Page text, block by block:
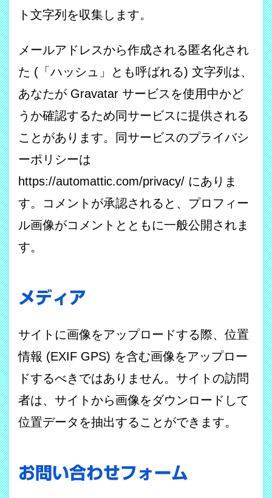
ト文字列を収集します。
メールアドレスから作成される匿名化され
た (「ハッシュ」とも呼ばれる) 文字列は、
あなたが Gravatar サービスを使用中かど
うか確認するため同サービスに提供される
ことがあります。同サービスのプライバシ
ーポリシーは
https://automattic.com/privacy/ にありま
す。コメントが承認されると、プロフィー
ル画像がコメントとともに一般公開されま
す。
メディア
サイトに画像をアップロードする際、位置
情報 (EXIF GPS) を含む画像をアップロー
ドするべきではありません。サイトの訪問
者は、サイトから画像をダウンロードして
位置データを抽出することができます。
お問い合わせフォーム